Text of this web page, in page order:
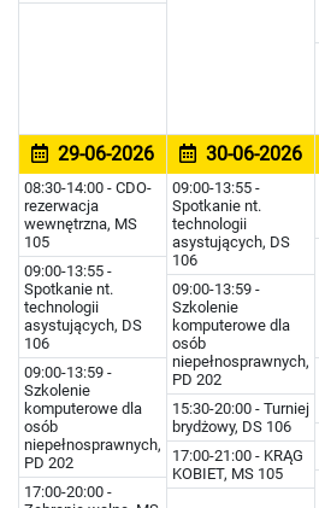
29-06-2026
08:30-14:00 - CDO-
rezerwacja
wewnętrzna, MS
105
09:00-13:55 -
Spotkanie nt.
technologii
asystujących, DS
106
09:00-13:59 -
Szkolenie
komputerowe dla
osób
niepełnosprawnych,
PD 202
17:00-20:00 -
30-06-2026
09:00-13:55 -
Spotkanie nt.
technologii
asystujących, DS
106
09:00-13:59 -
Szkolenie
komputerowe dla
osób
niepełnosprawnych,
PD 202
15:30-20:00 - Turniej
brydżowy, DS 106
17:00-21:00 - KRĄG
KOBIET, MS 105